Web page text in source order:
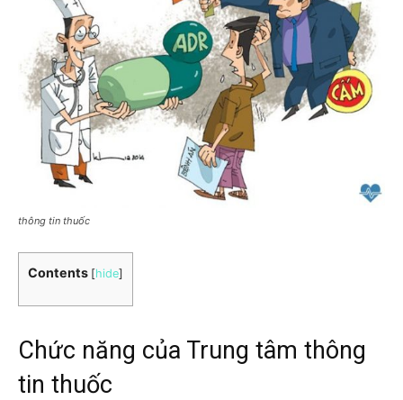
thông tin thuốc
Contents [hide]
Chức năng của Trung tâm thông
tin thuốc